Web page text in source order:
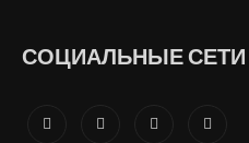
СОЦИАЛЬНЫЕ СЕТИ